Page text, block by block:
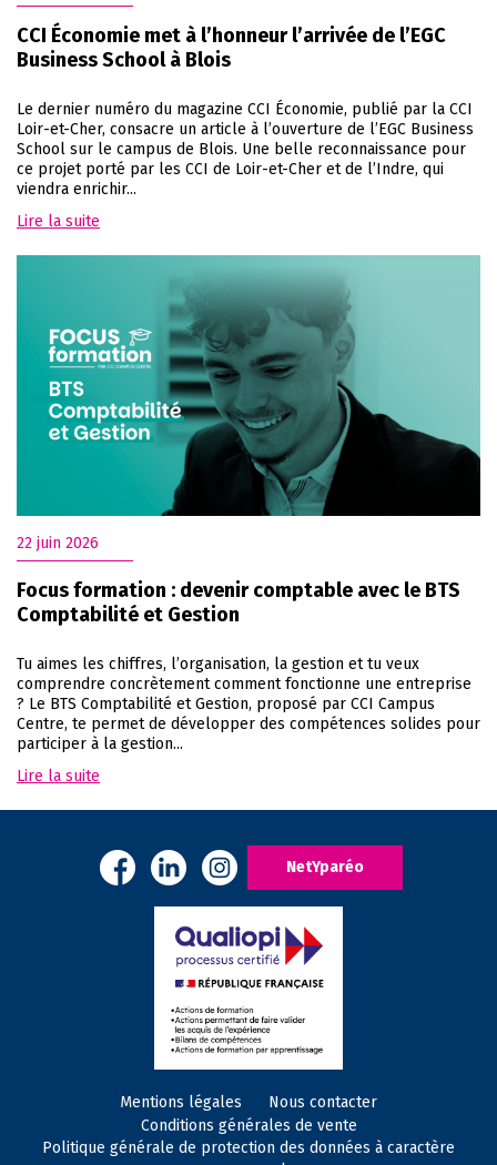
CCI Économie met à l’honneur l’arrivée de l’EGC
Business School à Blois
Le dernier numéro du magazine CCI Économie, publié par la CCI
Loir-et-Cher, consacre un article à l’ouverture de l’EGC Business
School sur le campus de Blois. Une belle reconnaissance pour
ce projet porté par les CCI de Loir-et-Cher et de l’Indre, qui
viendra enrichir...
Lire la suite
22 juin 2026
Focus formation : devenir comptable avec le BTS
Comptabilité et Gestion
Tu aimes les chiffres, l’organisation, la gestion et tu veux
comprendre concrètement comment fonctionne une entreprise
? Le BTS Comptabilité et Gestion, proposé par CCI Campus
Centre, te permet de développer des compétences solides pour
participer à la gestion...
Lire la suite
NetYparéo
Mentions légales
Nous contacter
Conditions générales de vente
Politique générale de protection des données à caractère